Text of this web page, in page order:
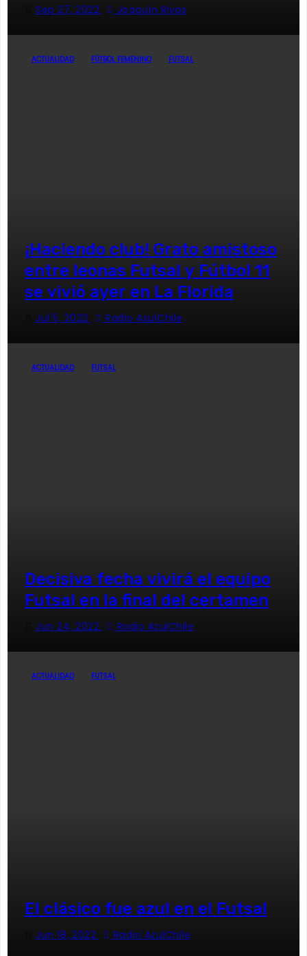
Sep 27, 2022 Joaquín Rivas
ACTUALIDAD FÚTBOL FEMENINO FUTSAL
¡Haciendo club! Grato amistoso
entre leonas Futsal y Fútbol 11
se vivió ayer en La Florida
Jul 5, 2022 Radio AzulChile
ACTUALIDAD FUTSAL
Decisiva fecha vivirá el equipo
Futsal en la final del certamen
Jun 24, 2022 Radio AzulChile
ACTUALIDAD FUTSAL
El clásico fue azul en el Futsal
Jun 18, 2022 Radio AzulChile